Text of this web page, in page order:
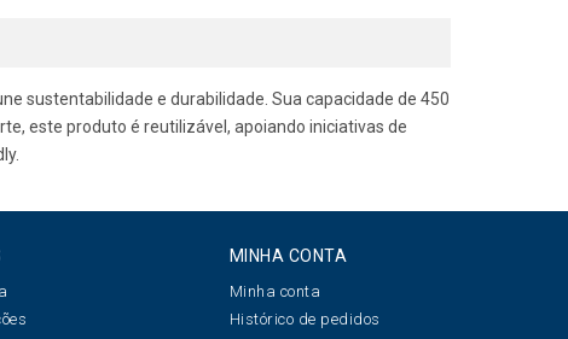
sustentabilidade e durabilidade. Sua capacidade de 450
este produto é reutilizável, apoiando iniciativas de
MINHA CONTA
Minha conta
Histórico de pedidos